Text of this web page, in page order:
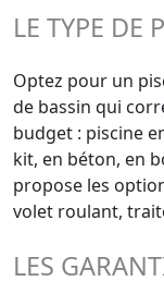
LE TYPE DE
Optez pour un
de bassin qui
budget : piscine
kit, en béton, en
propose les
volet roulant,
LES